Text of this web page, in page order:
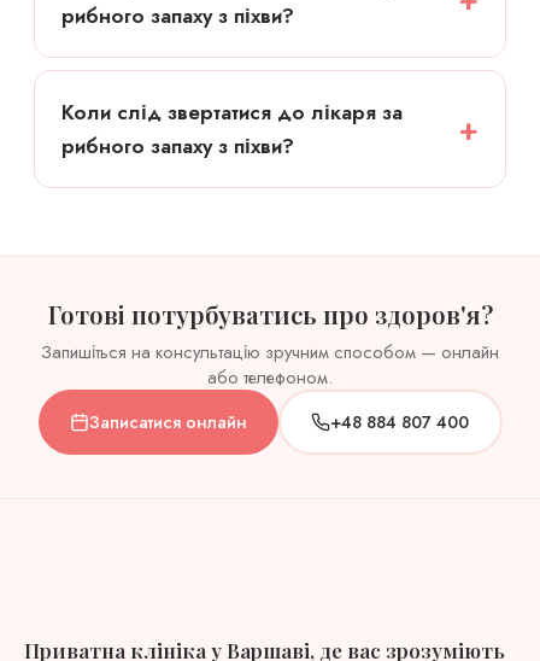
рибного запаху з піхви?
Коли слід звертатися до лікаря за
рибного запаху з піхви?
Готові потурбуватись про здоров'я?
Запишіться на консультацію зручним способом — онлайн
або телефоном.
Записатися онлайн +48 884 807 400
Приватна клініка у Варшаві, де вас зрозуміють